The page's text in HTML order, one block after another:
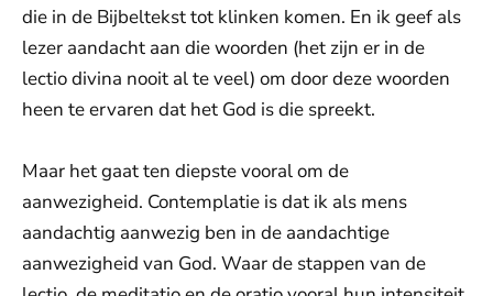
die in de Bijbeltekst tot klinken komen. En ik geef als
lezer aandacht aan die woorden (het zijn er in de
lectio divina nooit al te veel) om door deze woorden
heen te ervaren dat het God is die spreekt.
Maar het gaat ten diepste vooral om de
aanwezigheid. Contemplatie is dat ik als mens
aandachtig aanwezig ben in de aandachtige
aanwezigheid van God. Waar de stappen van de